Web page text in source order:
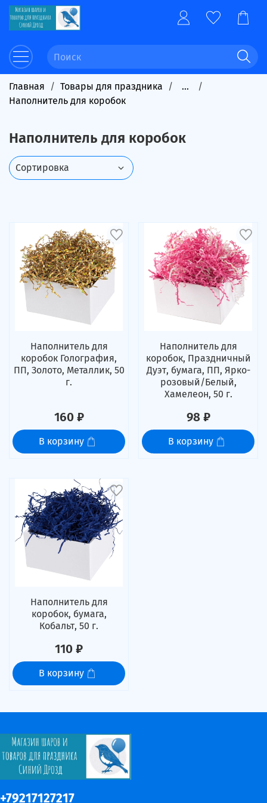
Главная Товары для праздника
...
Наполнитель для коробок
Наполнитель для коробок
Наполнитель для
коробок Голография,
ПП, Золото, Металлик, 50
г.
160 ₽
В корзину
Наполнитель для
коробок, Праздничный
Дуэт, бумага, ПП, Ярко-
розовый/Белый,
Хамелеон, 50 г.
98 ₽
В корзину
Наполнитель для
коробок, бумага,
Кобальт, 50 г.
110 ₽
В корзину
+79217127217